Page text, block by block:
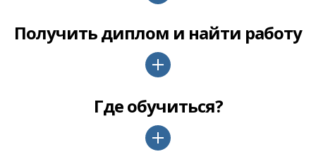
Получить диплом и найти работу
Где обучиться?